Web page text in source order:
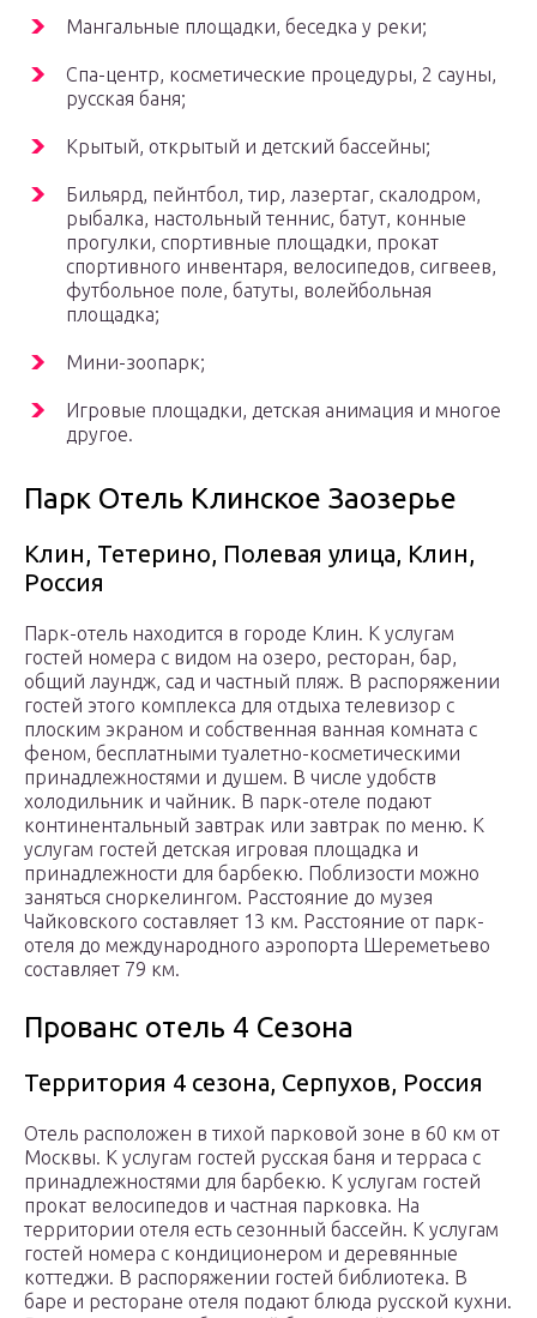
Мангальные площадки, беседка у реки;
Спа-центр, косметические процедуры, 2 сауны,
русская баня;
Крытый, открытый и детский бассейны;
Бильярд, пейнтбол, тир, лазертаг, скалодром,
рыбалка, настольный теннис, батут, конные
прогулки, спортивные площадки, прокат
спортивного инвентаря, велосипедов, сигвеев,
футбольное поле, батуты, волейбольная
площадка;
Мини-зоопарк;
Игровые площадки, детская анимация и многое
другое.
Парк Отель Клинское Заозерье
Клин, Тетерино, Полевая улица, Клин,
Россия
Парк-отель находится в городе Клин. К услугам
гостей номера с видом на озеро, ресторан, бар,
общий лаундж, сад и частный пляж. В распоряжении
гостей этого комплекса для отдыха телевизор с
плоским экраном и собственная ванная комната с
феном, бесплатными туалетно-косметическими
принадлежностями и душем. В числе удобств
холодильник и чайник. В парк-отеле подают
континентальный завтрак или завтрак по меню. К
услугам гостей детская игровая площадка и
принадлежности для барбекю. Поблизости можно
заняться сноркелингом. Расстояние до музея
Чайковского составляет 13 км. Расстояние от парк-
отеля до международного аэропорта Шереметьево
составляет 79 км.
Прованс отель 4 Сезона
Территория 4 сезона, Серпухов, Россия
Отель расположен в тихой парковой зоне в 60 км от
Москвы. К услугам гостей русская баня и терраса с
принадлежностями для барбекю. К услугам гостей
прокат велосипедов и частная парковка. На
территории отеля есть сезонный бассейн. К услугам
гостей номера с кондиционером и деревянные
коттеджи. В распоряжении гостей библиотека. В
баре и ресторане отеля подают блюда русской кухни.